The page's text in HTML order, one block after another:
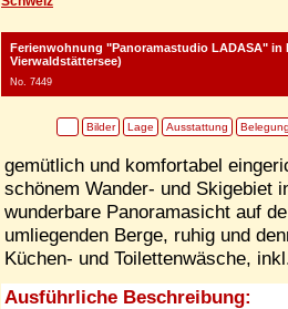
Ferienwohnung "Panoramastudio LADASA" in
Vierwaldstättersee)
No. 7449
Bilder Lage Ausstattung
gemütlich und komfortabel
schönem Wander- und Skigebiet
wunderbare Panoramasicht auf
umliegenden Berge, ruhig und
Küchen- und Toilettenwäsche,
Ausführliche Beschreibung: